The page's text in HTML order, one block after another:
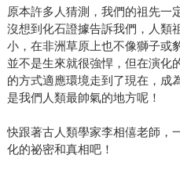
原本許多人猜測，我們的祖先一
沒想到化石證據告訴我們，人類
小，在非洲草原上也不像獅子或
並不是生來就很強悍，但在演化
的方式適應環境走到了現在，成
是我們人類最帥氣的地方呢！
快跟著古人類學家李相僖老師，
化的祕密和真相吧！